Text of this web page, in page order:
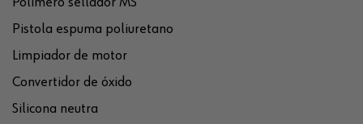
Pistola espuma poliuretano
Limpiador de motor
Convertidor de óxido
Silicona neutra